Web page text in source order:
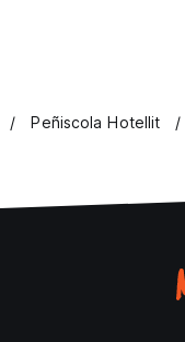
Peñiscola Hotellit